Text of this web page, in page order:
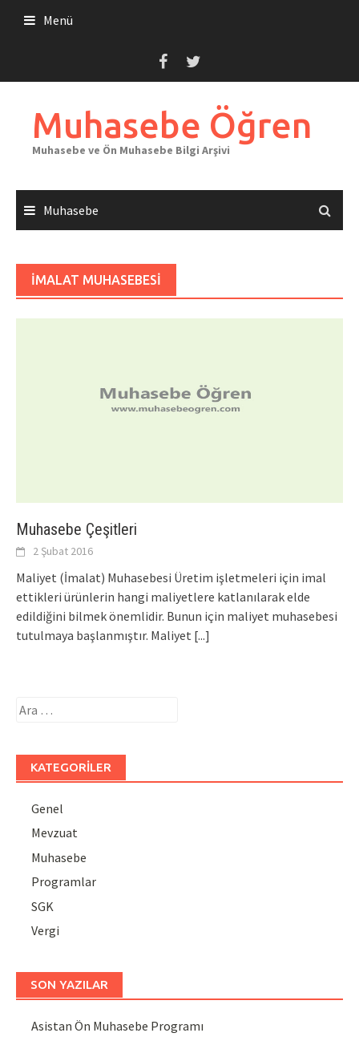
Menü
Muhasebe Öğren
Muhasebe ve Ön Muhasebe Bilgi Arşivi
Muhasebe
İMALAT MUHASEBESI
Muhasebe Çeşitleri
2 Şubat 2016
Maliyet (İmalat) Muhasebesi Üretim işletmeleri için imal
ettikleri ürünlerin hangi maliyetlere katlanılarak elde
edildiğini bilmek önemlidir. Bunun için maliyet muhasebesi
tutulmaya başlanmıştır. Maliyet [...]
Arama:
KATEGORILER
Genel
Mevzuat
Muhasebe
Programlar
SGK
Vergi
SON YAZILAR
Asistan Ön Muhasebe Programı